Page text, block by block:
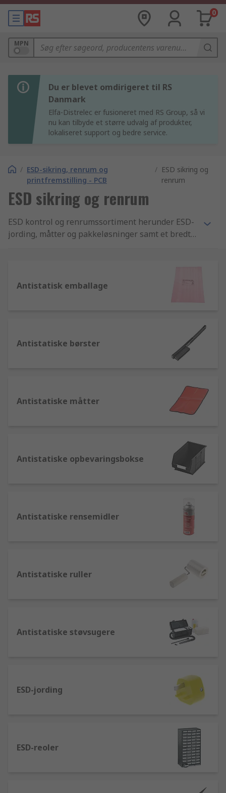
0
MPN
Du er blevet omdirigeret til RS
Danmark
Elfa-Distrelec er fusioneret med RS Group, så vi
nu kan tilbyde et større udvalg af produkter,
lokaliseret support og bedre service.
/ ESD-sikring, renrum og
printfremstilling - PCB
/ ESD sikring og
renrum
ESD sikring og renrum
ESD kontrol og renrumssortiment herunder ESD-
jording, måtter og pakkeløsninger samt et bredt
testprodukter fra markedsførende mærker som
Antistatisk emballage
Antistatiske børster
Antistatiske måtter
Antistatiske opbevaringsbokse
Antistatiske rensemidler
Antistatiske ruller
Antistatiske støvsugere
ESD-jording
ESD-reoler